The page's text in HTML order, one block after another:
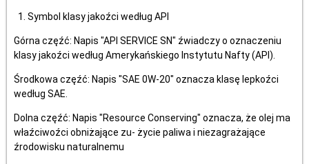
Symbol klasy jakoźci według API
Górna częźć: Napis "API SERVICE SN" źwiadczy o oznaczeniu
klasy jakoźci według Amerykańskiego Instytutu Nafty (API).
Środkowa częźć: Napis "SAE 0W-20" oznacza klasę lepkoźci
według SAE.
Dolna częźć: Napis "Resource Conserving" oznacza, że olej ma
właźciwoźci obniżające zu- życie paliwa i niezagrażające
źrodowisku naturalnemu